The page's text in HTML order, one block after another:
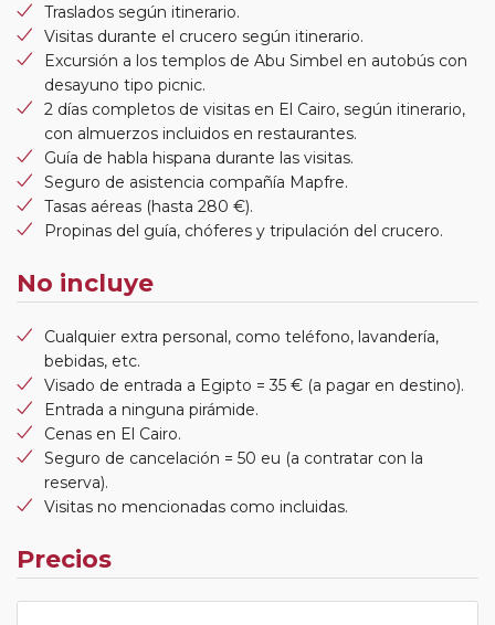
Traslados según itinerario.
Visitas durante el crucero según itinerario.
Excursión a los templos de Abu Simbel en autobús con
desayuno tipo picnic.
2 días completos de visitas en El Cairo, según itinerario,
con almuerzos incluidos en restaurantes.
Guía de habla hispana durante las visitas.
Seguro de asistencia compañía Mapfre.
Tasas aéreas (hasta 280 €).
Propinas del guía, chóferes y tripulación del crucero.
No incluye
Cualquier extra personal, como teléfono, lavandería,
bebidas, etc.
Visado de entrada a Egipto = 35 € (a pagar en destino).
Entrada a ninguna pirámide.
Cenas en El Cairo.
Seguro de cancelación = 50 eu (a contratar con la
reserva).
Visitas no mencionadas como incluidas.
Precios